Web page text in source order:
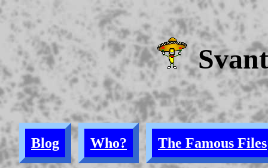
Blog Who? The Famous Files